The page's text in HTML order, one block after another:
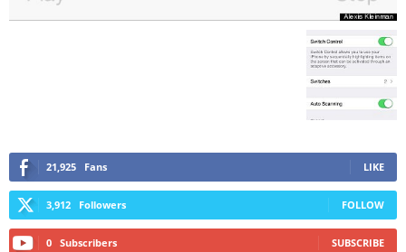
21,925 Fans LIKE
3,912 Followers FOLLOW
0 Subscribers SUBSCRIBE